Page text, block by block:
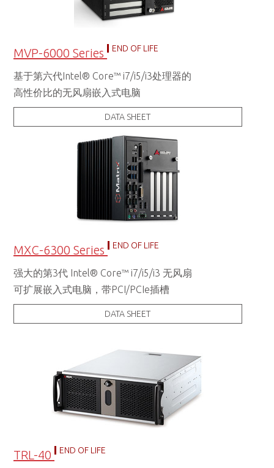
MVP-6000 Series END OF LIFE
基于第六代Intel® Core™ i7/i5/i3处理器的
高性价比的无风扇嵌入式电脑
DATA SHEET
MXC-6300 Series END OF LIFE
强大的第3代 Intel® Core™ i7/i5/i3 无风扇
可扩展嵌入式电脑，带PCI/PCIe插槽
DATA SHEET
TRL-40 END OF LIFE